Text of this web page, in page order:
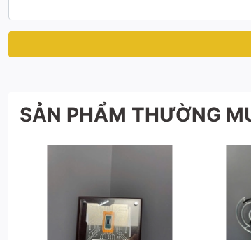
SẢN PHẨM THƯỜNG